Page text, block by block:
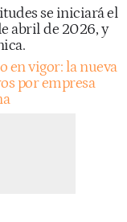
se iniciará el
abril de 2026, y
en vigor: la nueva
por empresa